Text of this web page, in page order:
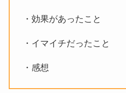
・効果があったこと
・イマイチだったこと
・感想